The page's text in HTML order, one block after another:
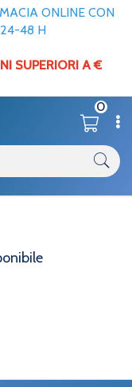
ONLINE CON
24-48 H
SUPERIORI A €
0